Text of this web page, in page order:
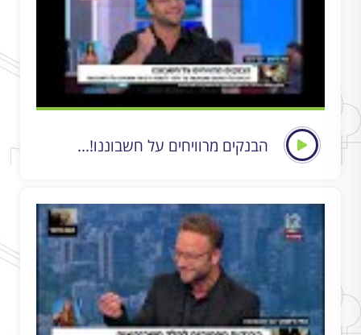
הבנקים מרוויחים על חשבוננו!...